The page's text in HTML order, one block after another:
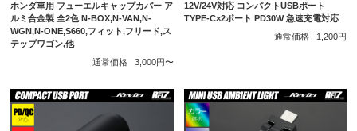
ホンダ車用 フューエルキャップカバー ア
ルミ合金製 全2色 N-BOX,N-VAN,N-
WGN,N-ONE,S660,フィット,フリード,ス
テップワゴン,他
通常価格
3,000円〜
12V/24V対応 コンパクトUSBポート
TYPE-C×2ポート PD30W 急速充電対応
通常価格
1,200円